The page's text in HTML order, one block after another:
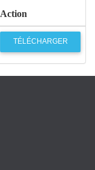
Action
TÉLÉCHARGER